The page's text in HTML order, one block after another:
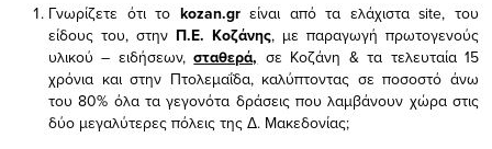
Γνωρίζετε ότι το kozan.gr είναι από τα ελάχισταsite, του
είδους του, στην Π.Ε. Κοζάνης, με παραγωγή πρωτογενούς
υλικού – ειδήσεων,σταθερά, σε Κοζάνη & τα τελευταία 15
χρόνια και στην Πτολεμαΐδα, καλύπτοντας σε ποσοστό άνω
του 80% όλα τα γεγονότα δράσεις που λαμβάνουν χώρα στις
δύο μεγαλύτερες πόλεις της Δ. Μακεδονίας;